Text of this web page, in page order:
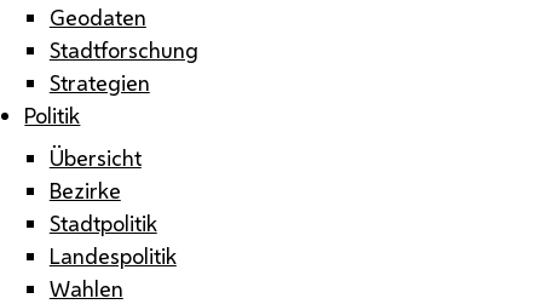
Geodaten
Stadtforschung
Strategien
Politik
Übersicht
Bezirke
Stadtpolitik
Landespolitik
Wahlen